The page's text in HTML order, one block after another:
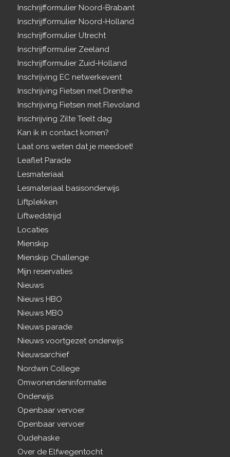
Inschrijfformulier Noord-Brabant
Inschrijfformulier Noord-Holland
Inschrijfformulier Utrecht
Inschrijfformulier Zeeland
Inschrijfformulier Zuid-Holland
Inschrijving EC netwerkevent
Inschrijving Fietsen met Drenthe
Inschrijving Fietsen met Flevoland
Inschrijving Zilte Teelt dag
Kan ik in contact komen?
Laat ons weten dat je meedoet!
Leaflet Parade
Lesmateriaal
Lesmateriaal basisonderwijs
Liftplekken
Liftwedstrijd
Locaties
Mienskip
Mienskip Challenge
Mijn reservaties
Nieuws
Nieuws HBO
Nieuws MBO
Nieuws parade
Nieuws voortgezet onderwijs
Nieuwsarchief
Nordwin College
Omwonendeninformatie
Onderwijs
Openbaar vervoer
Openbaar vervoer
Oudehaske
Over de Elfwegentocht